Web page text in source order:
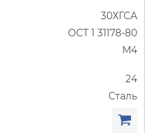
30ХГСА
ОСТ 1 31178-80
М4
24
Сталь